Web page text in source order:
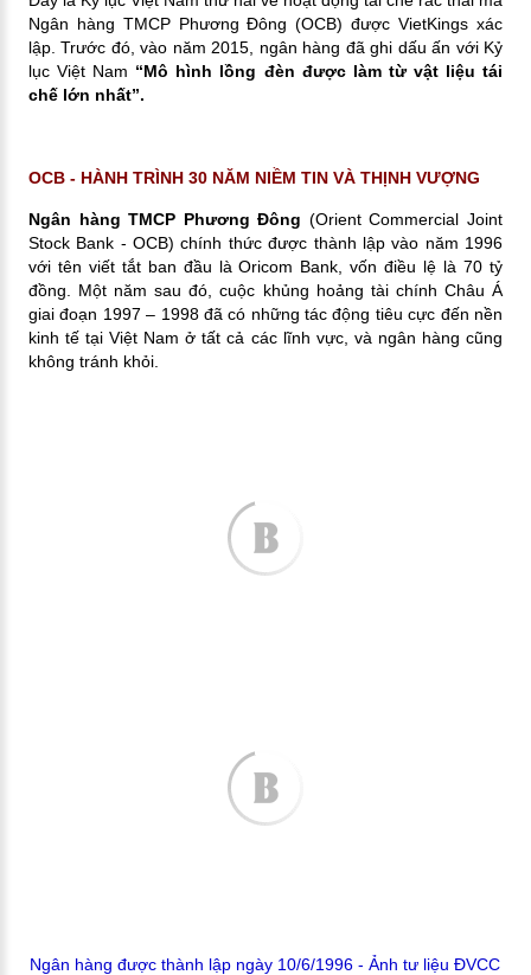
Ngân hàng TMCP Phương Đông (OCB) được VietKings xác
lập. Trước đó, vào năm 2015, ngân hàng đã ghi dấu ấn với Kỷ
lục Việt Nam “Mô hình lồng đèn được làm từ vật liệu tái
chế lớn nhất”.
OCB - HÀNH TRÌNH 30 NĂM NIỀM TIN VÀ THỊNH VƯỢNG
Ngân hàng TMCP Phương Đông (Orient Commercial Joint
Stock Bank - OCB) chính thức được thành lập vào năm 1996
với tên viết tắt ban đầu là Oricom Bank, vốn điều lệ là 70 tỷ
đồng. Một năm sau đó, cuộc khủng hoảng tài chính Châu Á
giai đoạn 1997 – 1998 đã có những tác động tiêu cực đến nền
kinh tế tại Việt Nam ở tất cả các lĩnh vực, và ngân hàng cũng
không tránh khỏi.
Ngân hàng được thành lập ngày 10/6/1996 - Ảnh tư liệu ĐVCC